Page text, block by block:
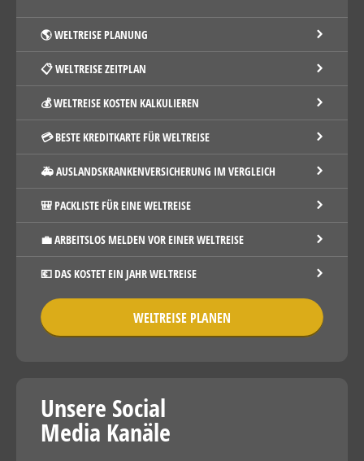
🌎 WELTREISE PLANUNG
📋 WELTREISE ZEITPLAN
💰 WELTREISE KOSTEN KALKULIEREN
💳 BESTE KREDITKARTE FÜR WELTREISE
🚑 AUSLANDSKRANKENVERSICHERUNG IM VERGLEICH
🎒 PACKLISTE FÜR EINE WELTREISE
💼 ARBEITSLOS MELDEN VOR EINER WELTREISE
💶 DAS KOSTET EIN JAHR WELTREISE
WELTREISE PLANEN
Unsere Social
Media Kanäle